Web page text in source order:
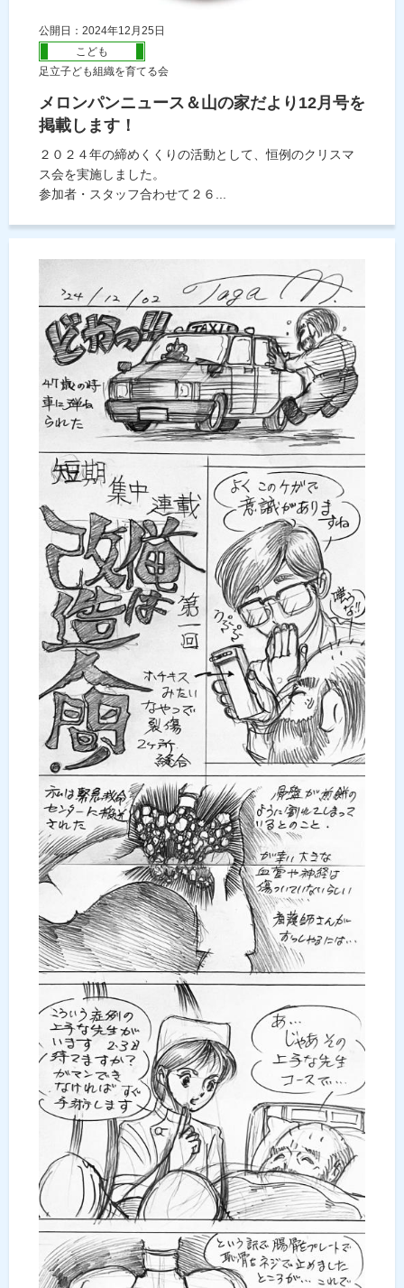
公開日：2024年12月25日
こども
足立子ども組織を育てる会
メロンパンニュース＆山の家だより12月号を
掲載します！
２０２４年の締めくくりの活動として、恒例のクリスマ
ス会を実施しました。
参加者・スタッフ合わせて２６...